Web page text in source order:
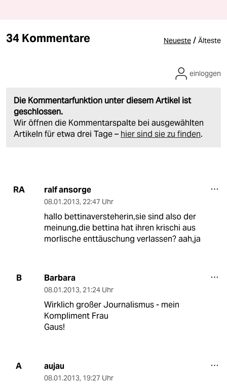
34 Kommentare Neueste / Älteste
Die Kommentarfunktion unter diesem Artikel ist
geschlossen.
Wir öffnen die Kommentarspalte bei ausgewählten
Artikeln für etwa drei Tage – hier sind sie zu finden.
einloggen
RA ralf ansorge
08.01.2013, 22:47 Uhr
hallo bettinaversteherin,sie sind also der
meinung,die bettina hat ihren krischi aus
morlische enttäuschung verlassen? aah,ja
B Barbara
08.01.2013, 21:24 Uhr
Wirklich großer Journalismus - mein
Kompliment Frau
Gaus!
A aujau
08.01.2013, 19:27 Uhr